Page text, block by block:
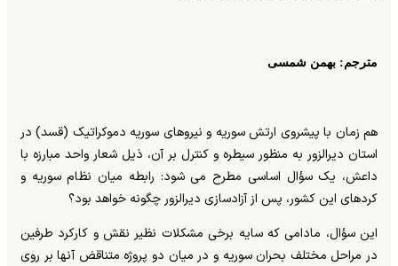
مترجم: بهمن شمسی
هم زمان با پیشروی ارتش سوریه و نیروهای سوریه دموکراتیک (قسد) در
استان دیرالزور به منظور سیطره و کنترل بر آن، ذیل شعار واحد مبارزه با
داعش، یک سؤال اساسی مطرح می شود: رابطه میان نظام سوریه و
کردهای این کشور، پس از آزادسازی دیرالزور چگونه خواهد بود؟
این سؤال، مادامی که سایه برخی مشکلات نظیر نقش و کارکرد طرفین
در مراحل مختلف بحران سوریه و در میان دو پروژه متناقض آنها بر روی